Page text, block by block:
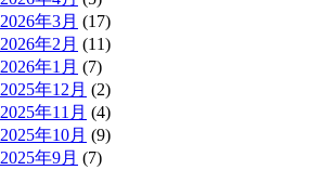
2026年3月 (17)
2026年2月 (11)
2026年1月 (7)
2025年12月 (2)
2025年11月 (4)
2025年10月 (9)
2025年9月 (7)